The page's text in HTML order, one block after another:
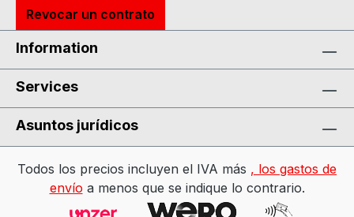
Revocar un contrato
Information
Services
Asuntos jurídicos
Todos los precios incluyen el IVA más , los gastos de
envío a menos que se indique lo contrario.